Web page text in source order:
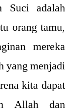
Suci adalah
orang tamu,
mereka
yang menjadi
kita dapat
Allah dan